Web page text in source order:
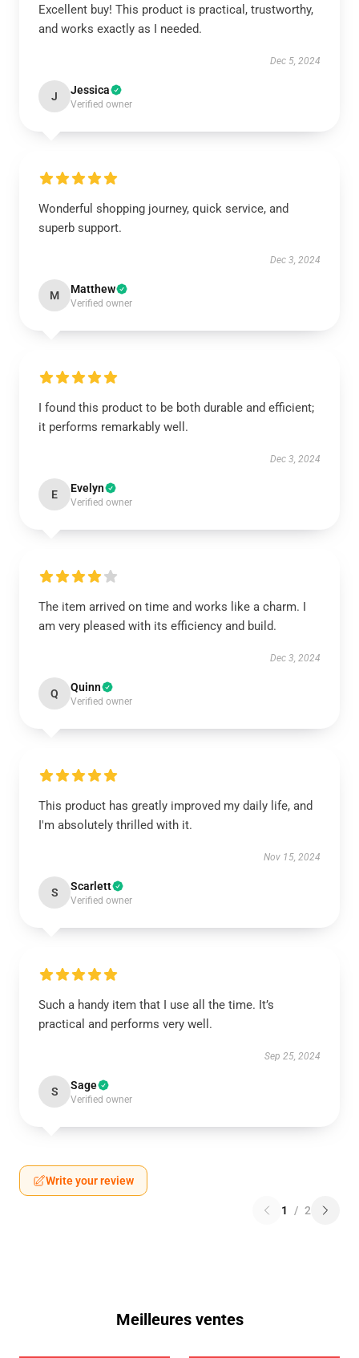
Excellent buy! This product is practical, trustworthy,
and works exactly as I needed.
Dec 5, 2024
J Jessica
Verified owner
Wonderful shopping journey, quick service, and
superb support.
Dec 3, 2024
M Matthew
Verified owner
I found this product to be both durable and efficient;
it performs remarkably well.
Dec 3, 2024
E Evelyn
Verified owner
The item arrived on time and works like a charm. I
am very pleased with its efficiency and build.
Dec 3, 2024
Q Quinn
Verified owner
This product has greatly improved my daily life, and
I'm absolutely thrilled with it.
Nov 15, 2024
S Scarlett
Verified owner
Such a handy item that I use all the time. It’s
practical and performs very well.
Sep 25, 2024
S Sage
Verified owner
Write your review
1 / 2
Meilleures ventes